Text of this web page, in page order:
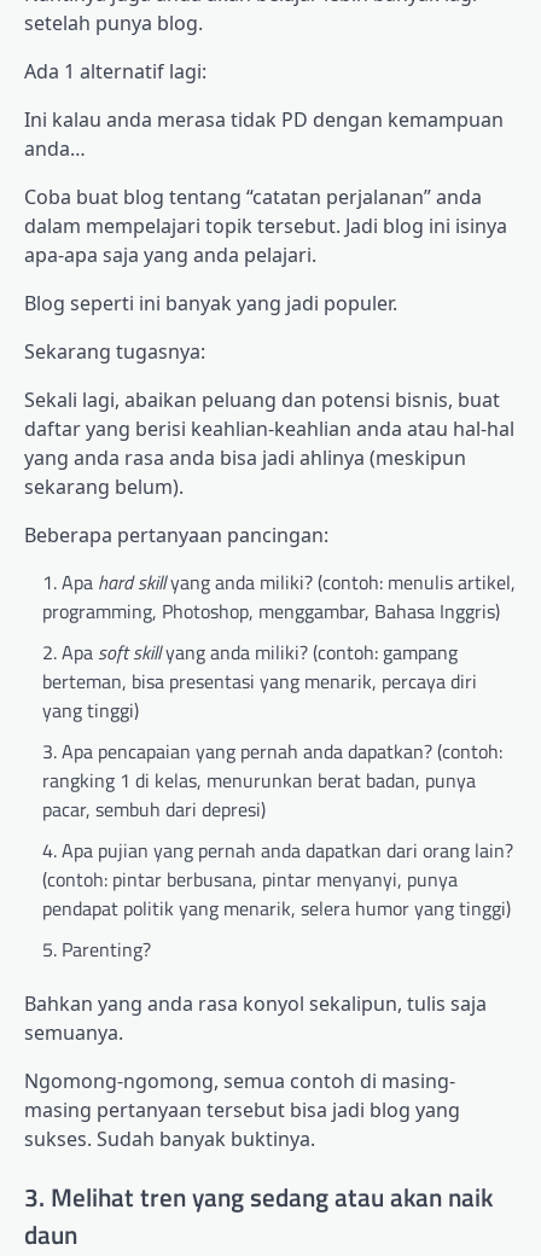
setelah punya blog.
Ada 1 alternatif lagi:
Ini kalau anda merasa tidak PD dengan kemampuan
anda…
Coba buat blog tentang “catatan perjalanan” anda
dalam mempelajari topik tersebut. Jadi blog ini isinya
apa-apa saja yang anda pelajari.
Blog seperti ini banyak yang jadi populer.
Sekarang tugasnya:
Sekali lagi, abaikan peluang dan potensi bisnis, buat
daftar yang berisi keahlian-keahlian anda atau hal-hal
yang anda rasa anda bisa jadi ahlinya (meskipun
sekarang belum).
Beberapa pertanyaan pancingan:
Apa hard skillyang anda miliki? (contoh: menulis artikel,
programming, Photoshop, menggambar, Bahasa Inggris)
Apa soft skillyang anda miliki? (contoh: gampang
berteman, bisa presentasi yang menarik, percaya diri
yang tinggi)
Apa pencapaian yang pernah anda dapatkan? (contoh:
rangking 1 di kelas, menurunkan berat badan, punya
pacar, sembuh dari depresi)
Apa pujian yang pernah anda dapatkan dari orang lain?
(contoh: pintar berbusana, pintar menyanyi, punya
pendapat politik yang menarik, selera humor yang tinggi)
Parenting?
Bahkan yang anda rasa konyol sekalipun, tulis saja
semuanya.
Ngomong-ngomong, semua contoh di masing-
masing pertanyaan tersebut bisa jadi blog yang
sukses. Sudah banyak buktinya.
3. Melihat tren yang sedang atau akan naik
daun